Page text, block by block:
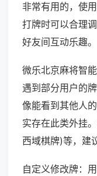
非常有用的，使
打牌时可以合理
好友间互动乐趣。
微乐北京麻将智
遇到部分用户的
像能看到其他人
实存在此类外挂
西域棋牌)等，建
自定义修改牌：